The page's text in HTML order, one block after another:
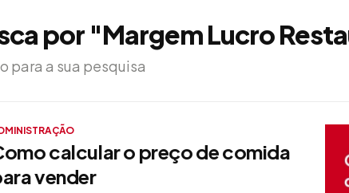
por "Margem Lucro
para a sua pesquisa
calcular o preço de comida
vender